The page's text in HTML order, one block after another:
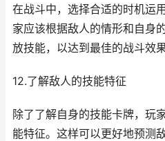
在战斗中，选择合适的时机运
家应该根据敌人的情形和自身
放技能，以达到最佳的战斗效果
12.了解敌人的技能特征
除了了解自身的技能卡牌，玩
能特征。这样可以更好地预测